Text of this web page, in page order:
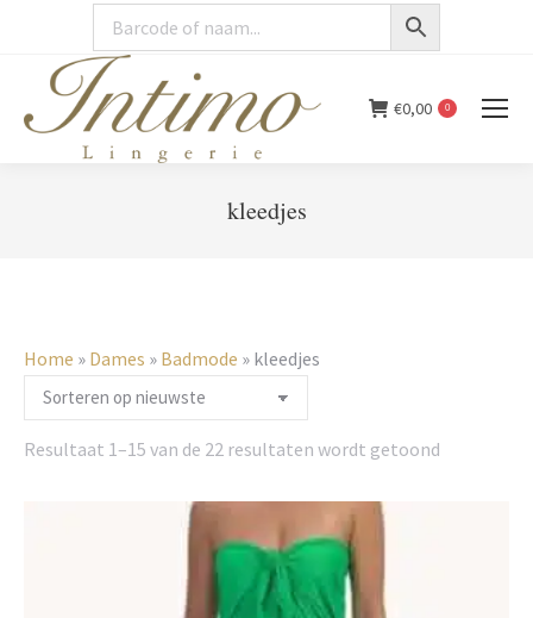
€0,00 0
kleedjes
Home » Dames » Badmode » kleedjes
Resultaat 1–15 van de 22 resultaten wordt getoond